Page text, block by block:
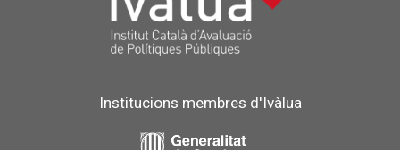
Institucions membres d'Ivàlua